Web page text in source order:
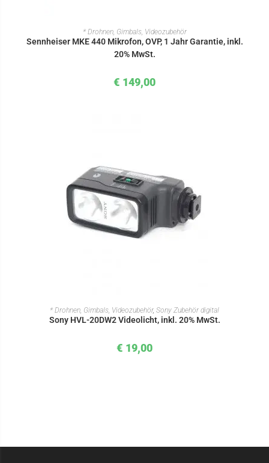
IN DEN WARENKORB
* Drohnen, Gimbals, Videozubehör
Sennheiser MKE 440 Mikrofon, OVP, 1 Jahr Garantie, inkl.
20% MwSt.
€ 149,00
IN DEN WARENKORB
* Drohnen, Gimbals, Videozubehör, Sony Zubehör digital
Sony HVL-20DW2 Videolicht, inkl. 20% MwSt.
€ 19,00